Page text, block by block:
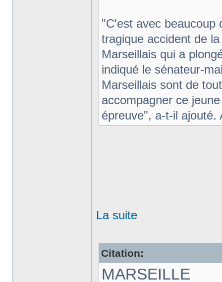
"C'est avec beaucoup
tragique accident de
Marseillais qui a
indiqué le sénateur-
Marseillais sont de
accompagner ce
épreuve", a-t-il ajouté.
La suite
Citation:
MARSEILLE